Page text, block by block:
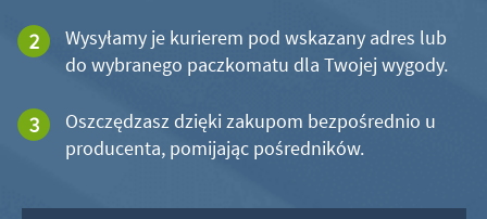
Wysyłamy je kurierem pod wskazany adres lub
do wybranego paczkomatu dla Twojej wygody.
Oszczędzasz dzięki zakupom bezpośrednio u
producenta, pomijając pośredników.